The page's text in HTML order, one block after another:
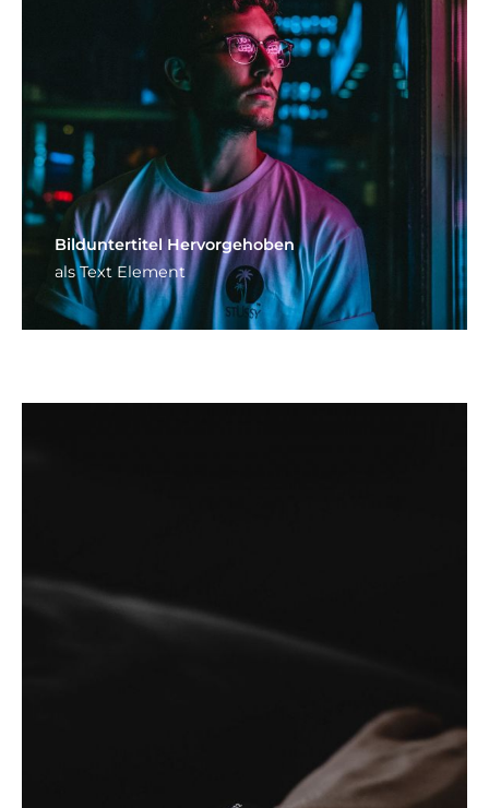
Bild­unter­titel Hervorgehoben
als Text Element